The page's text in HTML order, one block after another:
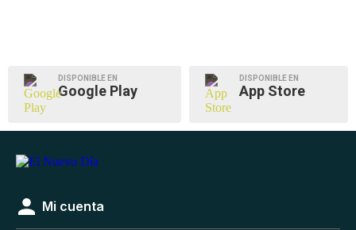
DISPONIBLE EN
Google Play
DISPONIBLE EN
App Store
Mi cuenta